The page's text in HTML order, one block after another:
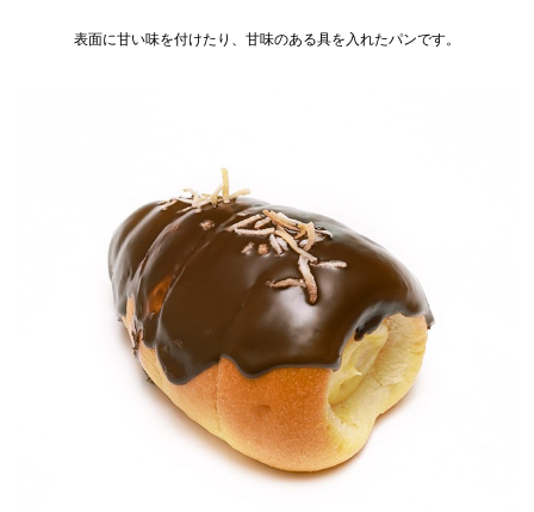
表面に甘い味を付けたり、甘味のある具を入れたパンです。